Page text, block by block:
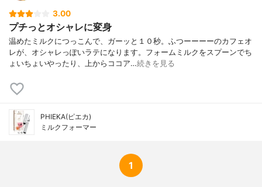
3.00
プチっとオシャレに変身
温めたミルクにつっこんで、ガーッと１０秒。ふつーーーーのカフェオ
レが、オシャレっぽいラテになります。フォームミルクをスプーンでち
ょいちょいやったり、上からココア…続きを見る
PHIEKA(ピエカ)
ミルクフォーマー
1